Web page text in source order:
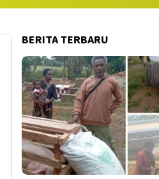
BERITA TERBARU